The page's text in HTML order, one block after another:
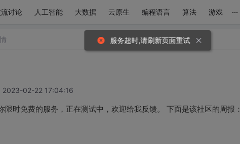
讨论 人工智能 大数据 云原生 编程语言 算法 游戏 ...
2023-02-22 17:04:16
时免费的服务，正在测试中，欢迎给我反馈。 下面是该社区的周报：
服务超时,请刷新页面重试